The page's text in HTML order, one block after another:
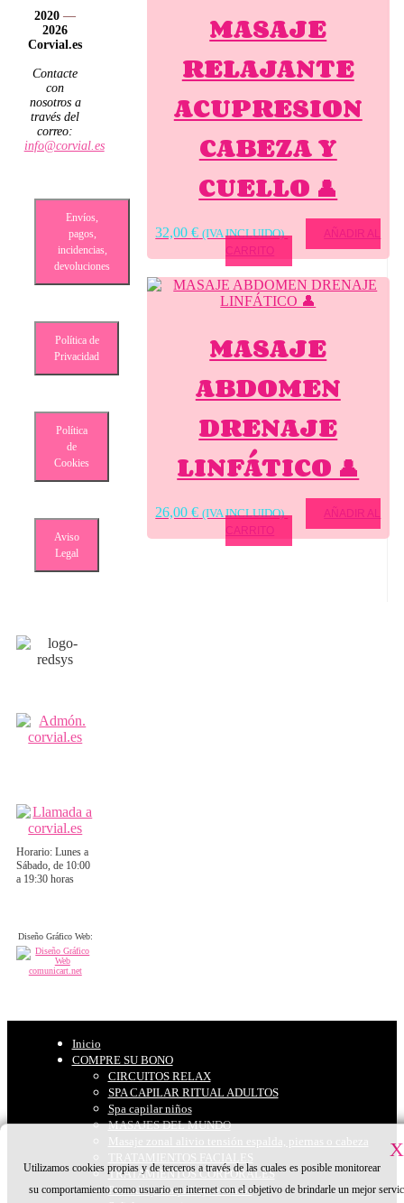
X
Utilizamos cookies propias y de terceros a través de las cuales es posible monitorear
su comportamiento como usuario en internet con el objetivo de brindarle un mejor
MASAJE
RELAJANTE
ACUPRESION
CABEZA Y
CUELLO 👤
32,00€ (IVA INCLUIDO)
AÑADIR AL
CARRITO
MASAJE
ABDOMEN
DRENAJE
LINFÁTICO 👤
26,00€ (IVA INCLUIDO)
AÑADIR AL
CARRITO
2020—
2026
Corvial.es
Contacte
con
nosotros a
través del
correo:
info@corvial.es
Envíos,
pagos,
incidencias,
devoluciones
Política de
Privacidad
Política
de
Cookies
Aviso
Legal
Horario: Lunes a
Sábado, de 10:00
a 19:30 horas
Diseño Gráfico Web:
Inicio
COMPRE SU BONO
CIRCUITOS RELAX
SPA CAPILAR RITUAL ADULTOS
Spa capilar niños
MASAJES DEL MUNDO
Masaje zonal alivio tensión espalda, piernas o cabeza
TRATAMIENTOS FACIALES
TRATAMIENTOS CORPORALES
Peinado y maquillaje eventos